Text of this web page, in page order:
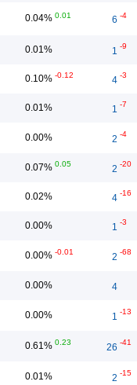
0.04% 0.01 6 -4
0.01% 1 -9
0.10% -0.12 4 -3
0.01% 1 -7
0.00% 2 -4
0.07% 0.05 2 -20
0.02% 4 -16
0.00% 1 -3
0.00% -0.01 2 -68
0.00% 4
0.00% 1 -13
0.61% 0.23 26 -41
0.01% 2 -15